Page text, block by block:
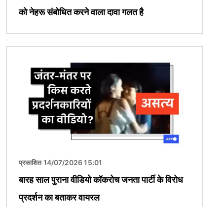
को नेहरू संबोधित करने वाला दावा गलत है
प्रकाशित 14/07/2026 15:01
बारह साल पुराना वीडियो कॉकरोच जनता पार्टी के विरोध
प्रदर्शन का बताकर वायरल